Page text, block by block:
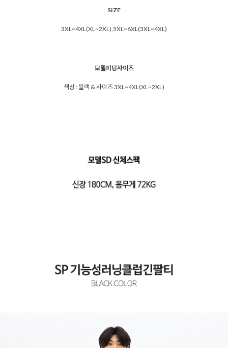
SIZE
3XL~4XL(XL~2XL),5XL~6XL(3XL~4XL)
모델피팅사이즈
색상 : 블랙 & 사이즈 3XL~4XL(XL~2XL)